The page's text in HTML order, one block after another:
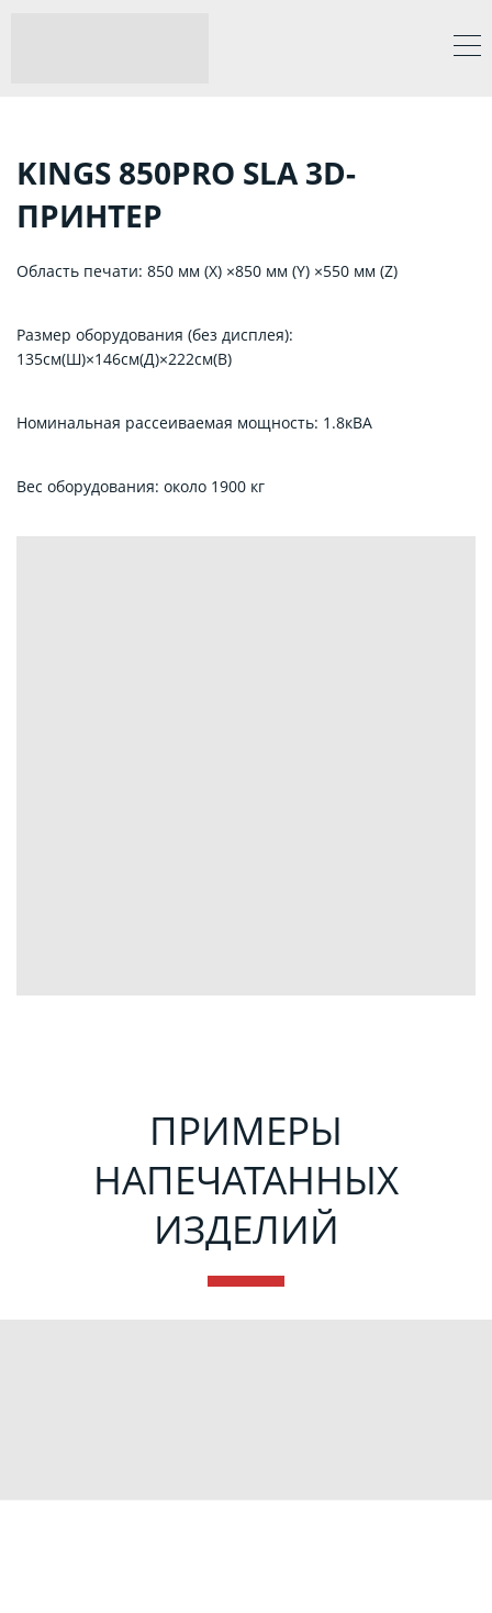
KINGS 850PRO SLA 3D-
ПРИНТЕР
Область печати: 850 мм (X) ×850 мм (Y) ×550 мм (Z)
Размер оборудования (без дисплея):
135см(Ш)×146см(Д)×222см(В)
Номинальная рассеиваемая мощность: 1.8кВА
Вес оборудования: около 1900 кг
ПРИМЕРЫ
НАПЕЧАТАННЫХ
ИЗДЕЛИЙ